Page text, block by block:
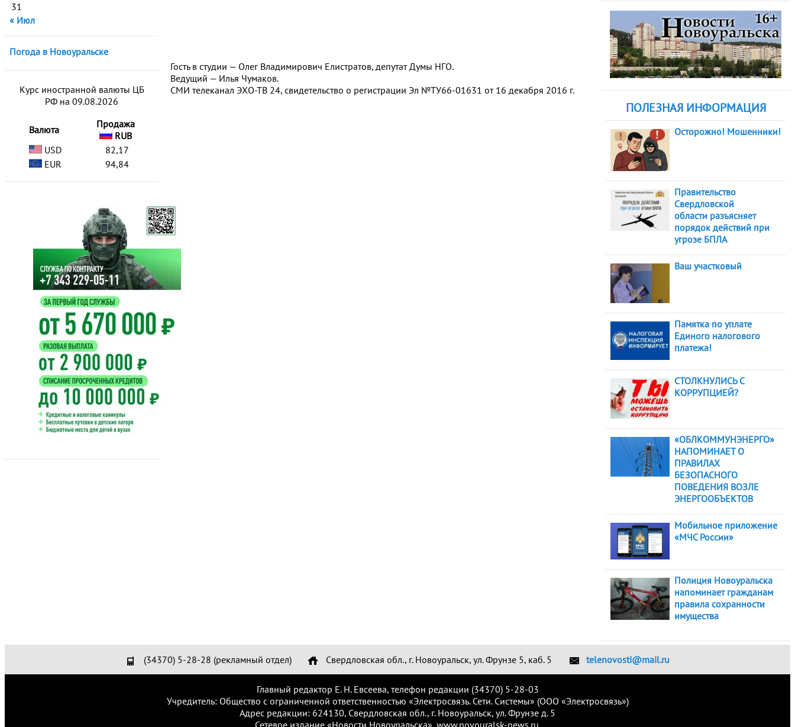
31
« Июл
Погода в Новоуральске
Курс иностранной валюты ЦБ
РФ на 09.08.2026
Валюта
Продажа
RUB
USD
82,17
EUR
94,84
Гость в студии — Олег Владимирович Елистратов, депутат Думы НГО.
Ведущий — Илья Чумаков.
СМИ телеканал ЭХО-ТВ 24, свидетельство о регистрации Эл №ТУ66-01631 от 16 декабря 2016 г.
ПОЛЕЗНАЯ ИНФОРМАЦИЯ
Осторожно! Мошенники!
Правительство
Свердловской
области разъясняет
порядок действий при
угрозе БПЛА
Ваш участковый
Памятка по уплате
Единого налогового
платежа!
СТОЛКНУЛИСЬ С
КОРРУПЦИЕЙ?
«ОБЛКОММУНЭНЕРГО»
НАПОМИНАЕТ О
ПРАВИЛАХ
БЕЗОПАСНОГО
ПОВЕДЕНИЯ ВОЗЛЕ
ЭНЕРГООБЪЕКТОВ
Мобильное приложение
«МЧС России»
Полиция Новоуральска
напоминает гражданам
правила сохранности
имущества
(34370) 5-28-28 (рекламный отдел) Свердловская обл., г. Новоуральск, ул. Фрунзе 5, каб. 5 telenovosti@mail.ru
Главный редактор Е. Н. Евсеева, телефон редакции (34370) 5-28-03
Учредитель: Общество с ограниченной ответственностью «Электросвязь. Сети. Системы» (ООО «Электросвязь»)
Адрес редакции: 624130, Свердловская обл., г. Новоуральск, ул. Фрунзе д. 5